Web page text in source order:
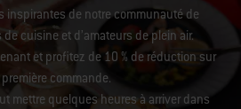
inspirantes de notre communauté de
cuisine et d’amateurs de plein air.
et profitez de 10 % de réduction sur
commande.
mettre quelques heures à arriver dans